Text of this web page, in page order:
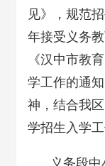
见》，规范
年接受义务
《汉中市教
学工作的通
神，结合我
学招生入学